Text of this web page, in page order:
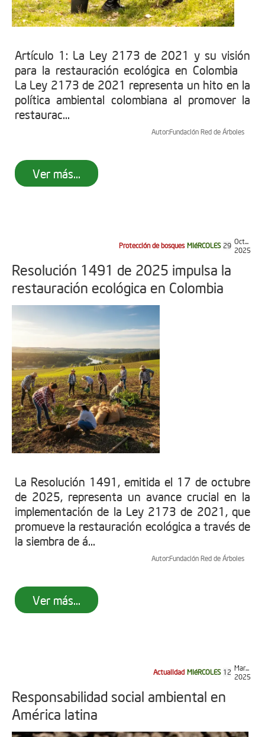
Artículo 1: La Ley 2173 de 2021 y su visión
para la restauración ecológica en Colombia
La Ley 2173 de 2021 representa un hito en la
política ambiental colombiana al promover la
restaurac...
Autor:Fundación Red de Árboles
Ver más...
Protección de bosques MIéRCOLES 29 Oct...
2025
Resolución 1491 de 2025 impulsa la
restauración ecológica en Colombia
La Resolución 1491, emitida el 17 de octubre
de 2025, representa un avance crucial en la
implementación de la Ley 2173 de 2021, que
promueve la restauración ecológica a través de
la siembra de á...
Autor:Fundación Red de Árboles
Ver más...
Actualidad MIéRCOLES 12 Mar...
2025
Responsabilidad social ambiental en
América latina